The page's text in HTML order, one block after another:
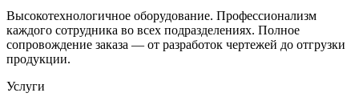
Высокотехнологичное оборудование. Профессионализм
каждого сотрудника во всех подразделениях. Полное
сопровождение заказа — от разработок чертежей до отгрузки
продукции.
Услуги